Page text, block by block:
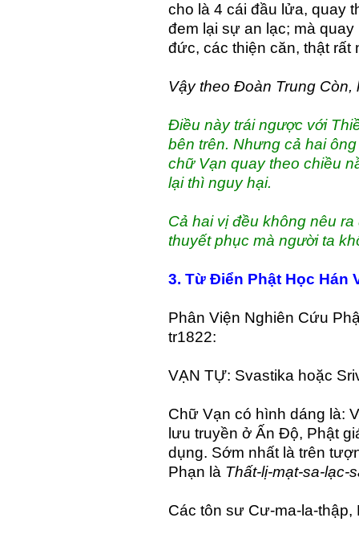
cho là 4 cái đầu lửa, quay
đem lại sự an lạc; mà
đức, các thiện căn, thật rất
Vậy theo Đoàn Trung Còn,
Điều này trái ngược với
bên trên. Nhưng cả hai
chữ Vạn quay theo chiều
lại thì nguy hại.
Cả hai vị đều không nêu
thuyết phục mà người ta
3. Từ Điển Phật Học Hán
Phân Viện Nghiên Cứu
tr1822:
VẠN TỰ: Svastika hoặc
Chữ Vạn có hình dáng là:
lưu truyền ở Ấn Độ, Phật
dụng. Sớm nhất là trên
Phạn là Thất-lị-mạt-sa-lạc-
Các tôn sư Cư-ma-la-